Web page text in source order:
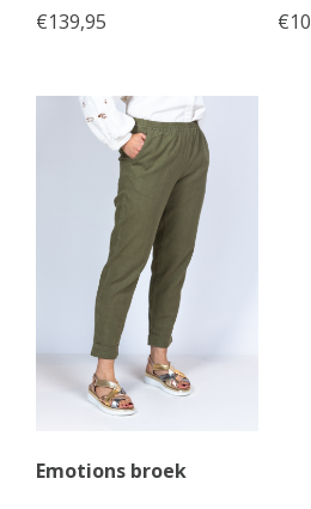
€139,95
€
Emotions broek